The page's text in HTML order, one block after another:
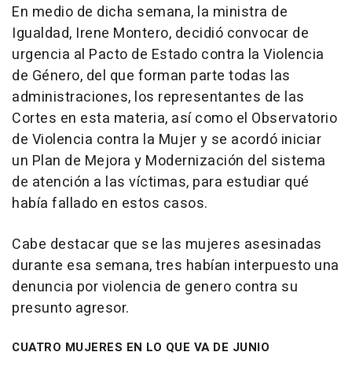
En medio de dicha semana, la ministra de
Igualdad, Irene Montero, decidió convocar de
urgencia al Pacto de Estado contra la Violencia
de Género, del que forman parte todas las
administraciones, los representantes de las
Cortes en esta materia, así como el Observatorio
de Violencia contra la Mujer y se acordó iniciar
un Plan de Mejora y Modernización del sistema
de atención a las víctimas, para estudiar qué
había fallado en estos casos.
Cabe destacar que se las mujeres asesinadas
durante esa semana, tres habían interpuesto una
denuncia por violencia de genero contra su
presunto agresor.
CUATRO MUJERES EN LO QUE VA DE JUNIO